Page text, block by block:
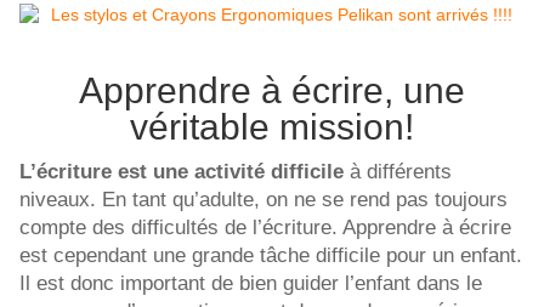
Apprendre à écrire, une
véritable mission!
L’écriture est une activité difficile à différents
niveaux. En tant qu’adulte, on ne se rend pas toujours
compte des difficultés de l’écriture. Apprendre à écrire
est cependant une grande tâche difficile pour un enfant.
Il est donc important de bien guider l’enfant dans le